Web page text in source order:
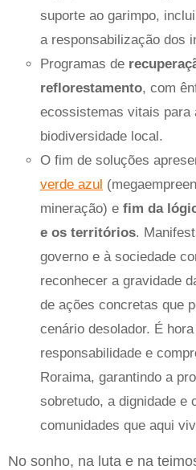
suporte ao garimpo,
a responsabilização dos
Programas de
reflorestamento, com
ecossistemas vitais para
biodiversidade local.
O fim de soluções
verde azul
mineração) e fim da
e os territórios.
governo e à sociedade
reconhecer a gravidade
de ações concretas que
cenário desolador. É
responsabilidade e
Roraima, garantindo a
sobretudo, a dignidade e
comunidades que aqui
No sonho, na luta e na